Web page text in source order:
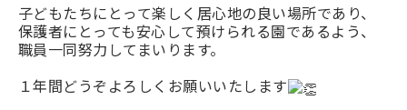
子どもたちにとって楽しく居心地の良い場所であり、
保護者にとっても安心して預けられる園であるよう、
職員一同努力してまいります。
１年間どうぞよろしくお願いいたします